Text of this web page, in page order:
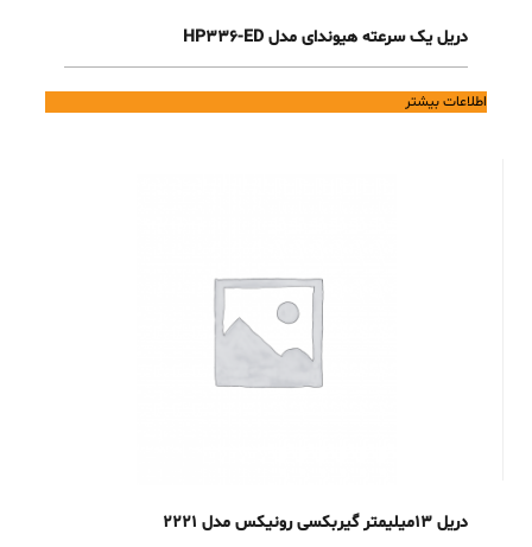
دریل یک سرعته هیوندای مدل HP336-ED
اطلاعات بیشتر
دریل 13میلیمتر گیربکسی رونیکس مدل 2221